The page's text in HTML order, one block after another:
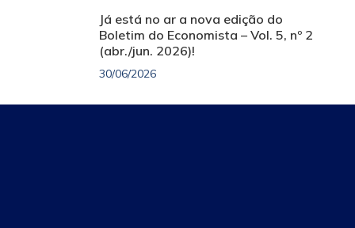
Já está no ar a nova edição do
Boletim do Economista – Vol. 5, nº 2
(abr./jun. 2026)!
30/06/2026